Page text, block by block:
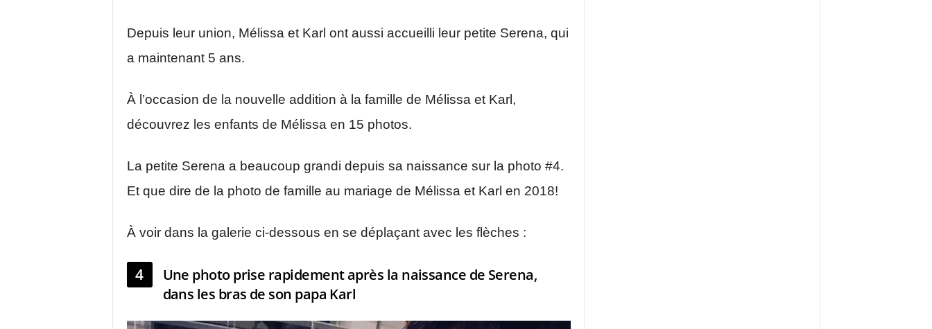
Depuis leur union, Mélissa et Karl ont aussi accueilli leur petite Serena, qui
a maintenant 5 ans.
À l’occasion de la nouvelle addition à la famille de Mélissa et Karl,
découvrez les enfants de Mélissa en 15 photos.
La petite Serena a beaucoup grandi depuis sa naissance sur la photo #4.
Et que dire de la photo de famille au mariage de Mélissa et Karl en 2018!
À voir dans la galerie ci-dessous en se déplaçant avec les flèches :
4
Une photo prise rapidement après la naissance de Serena,
dans les bras de son papa Karl